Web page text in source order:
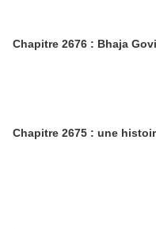
Chapitre 2676 : Bhaja
Chapitre 2675 : une